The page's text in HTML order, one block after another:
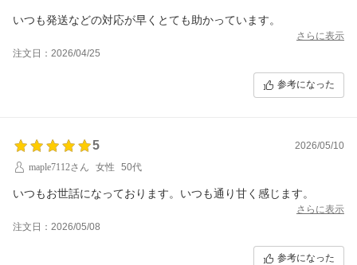
いつも発送などの対応が早くとても助かっています。
さらに表示
注文日：2026/04/25
参考になった
5
2026/05/10
maple7112さん
女性 50代
いつもお世話になっております。いつも通り甘く感じます。
さらに表示
注文日：2026/05/08
参考になった